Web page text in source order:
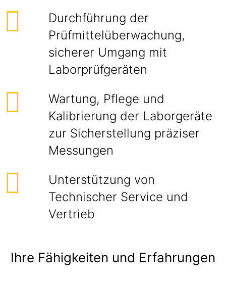
Durchführung der
Prüfmittelüberwachung,
sicherer Umgang mit
Laborprüfgeräten
Wartung, Pflege und
Kalibrierung der Laborgeräte
zur Sicherstellung präziser
Messungen
Unterstützung von
Technischer Service und
Vertrieb
Ihre Fähigkeiten und Erfahrungen